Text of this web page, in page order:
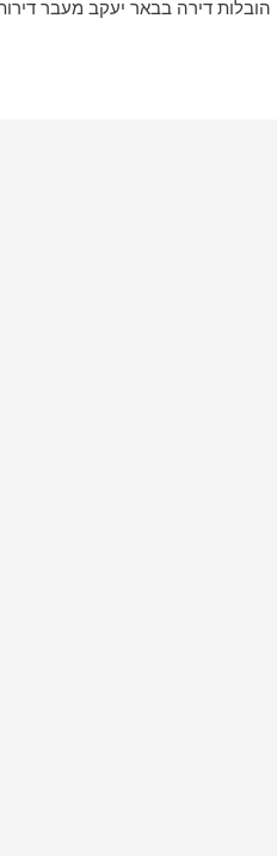
הובלות דירה בבאר יעקב מעבר